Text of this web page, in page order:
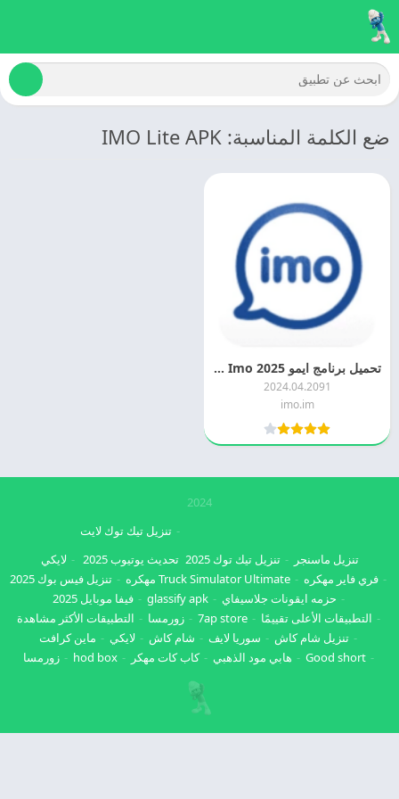
ضع الكلمة المناسبة: IMO Lite APK
تحميل برنامج ايمو 2025 Imo احدث اصدار مجانا
2024.04.2091
imo.im
2024
تنزيل ماسنجر تنزيل تيك توك 2025
تنزيل تيك توك لايت
تحديث يوتيوب 2025
لايكي
فري فاير مهكره
Truck Simulator Ultimate مهكره
تنزيل فيس بوك 2025
حزمه ايقونات جلاسيفاي
glassify apk
فيفا موبايل 2025
التطبيقات الأعلى تقييمًا
7ap store زورمسا
التطبيقات الأكثر مشاهدة
تنزيل شام كاش
سوريا لايف شام كاش لايكي
ماين كرافت
Good short
هابي مود الذهبي كاب كات مهكر hod box زورمسا